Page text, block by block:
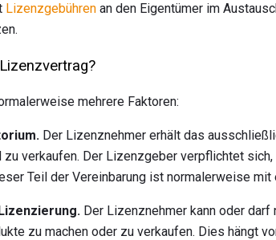
Lizenzgebühren an den Eigentümer im
mehrere Faktoren:
Der Lizenznehmer erhält das
verkaufen. Der Lizenzgeber verpflichtet
Teil der Vereinbarung ist normalerweise
Der Lizenznehmer kann oder
zu machen oder zu verkaufen. Dies hängt